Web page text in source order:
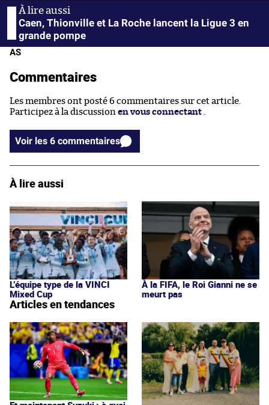
Caen, Thionville et La Roche lancent la Ligue 3 en
grande pompe
AS
Commentaires
Les membres ont posté 6 commentaires sur cet article.
Participez à la discussion en vous connectant
Voir les 6 commentaires
À lire aussi
L’équipe type de la VINCI
Mixed Cup
À la FIFA, le Roi Gianni ne se
meurt pas
Articles en tendances